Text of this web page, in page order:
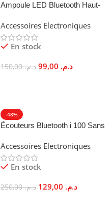
Ampoule LED Bluetooth Haut-
E27
Accessoires Electroniques
En stock
د.م.150,00 د.م.
-48%
Écouteurs Bluetooth i 100 Sans
Ergonomique
Accessoires Electroniques
En stock
د.م.250,00 د.م.